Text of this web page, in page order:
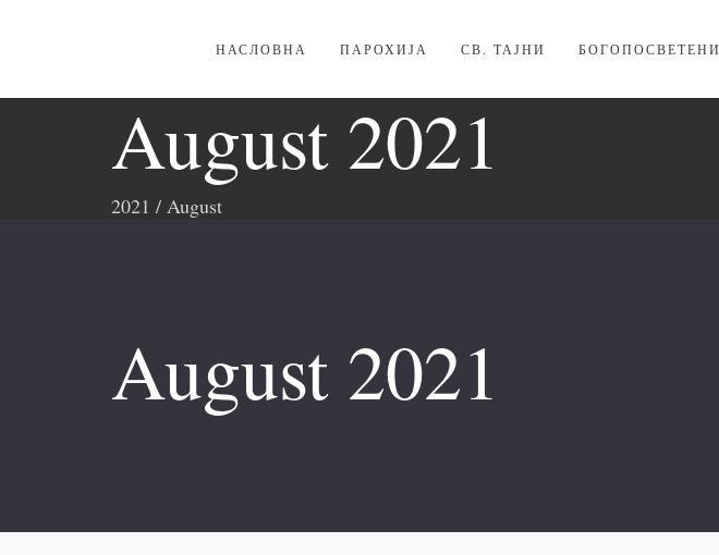
НАСЛОВНА ПАРОХИЈА СВ. ТАЈНИ БОГОПОСВЕТЕНИ
August 2021
2021 / August
August 2021